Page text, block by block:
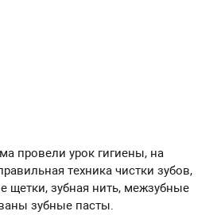
провели урок гигиены, на
техника чистки зубов,
щетки, зубная нить, межзубные
зубные пасты.